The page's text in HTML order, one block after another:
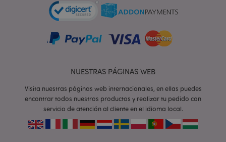
NUESTRAS PÁGINAS WEB
Visita nuestras páginas web internacionales, en ellas puedes
encontrar todos nuestros productos y realizar tu pedido con
servicio de atención al cliente en el idioma local.
PHPSESSID
PHP.net
.www.puckator.es